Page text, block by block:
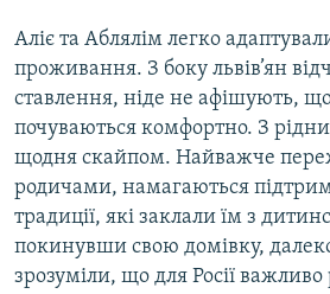
Аліє та Аблялім легко
проживання. З боку львів’ян
ставлення, ніде не афішують,
почуваються комфортно. З
щодня скайпом. Найважче
родичами, намагаються
традиції, які заклали їм з
покинувши свою домівку,
зрозуміли, що для Росії важливо